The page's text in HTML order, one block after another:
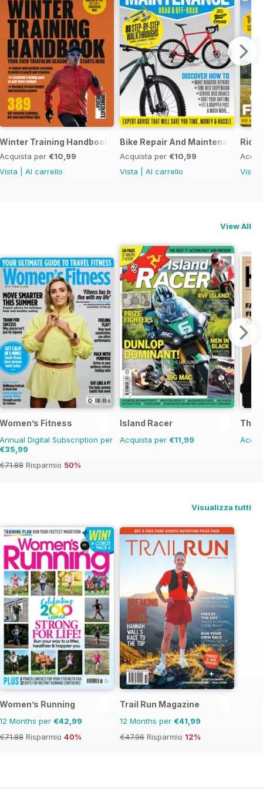
Winter Training Handbook
Acquista per €10,99
Vista
Al carrello
Bike Repair And Maintenance
Acquista per €10,99
Vista
Al carrello
Ride
Vista
View All
Women’s Fitness
Annual Digital Subscription per
€35,99
€71.88 Risparmio 50%
Island Racer
Acquista per €11,99
The
Visualizza tutti
Women’s Running
12 Months per €42,99
€71.88 Risparmio 40%
Trail Run Magazine
12 Months per €41,99
€47.96 Risparmio 12%